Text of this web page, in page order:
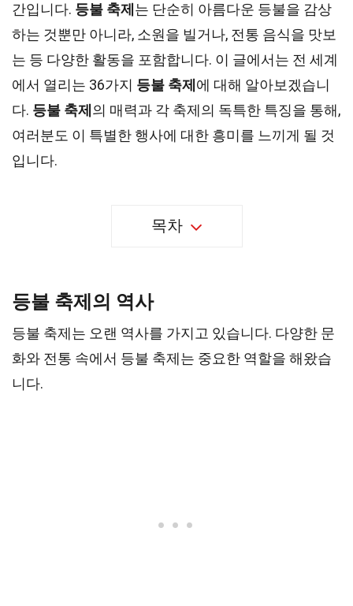
간입니다. 등불 축제 는 단순히 아름다운 등불을 감상
하는 것뿐만 아니라, 소원을 빌거나, 전통 음식을 맛보
는 등 다양한 활동을 포함합니다. 이 글에서는 전 세계
에서 열리는 36가지 등불 축제 에 대해 알아보겠습니
다. 등불 축제 의 매력과 각 축제의 독특한 특징을 통해,
여러분도 이 특별한 행사에 대한 흥미를 느끼게 될 것
입니다.
목차
등불 축제의 역사
등불 축제는 오랜 역사를 가지고 있습니다. 다양한 문
화와 전통 속에서 등불 축제는 중요한 역할을 해왔습
니다.